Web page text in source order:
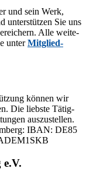
und sein Werk,
un­ter­stüt­zen Sie uns
Alle wei­te­
un­terMit­glied­
kön­nen wir
Die liebs­te Tä­tig­
aus­zu­stel­len.
IBAN: DE85